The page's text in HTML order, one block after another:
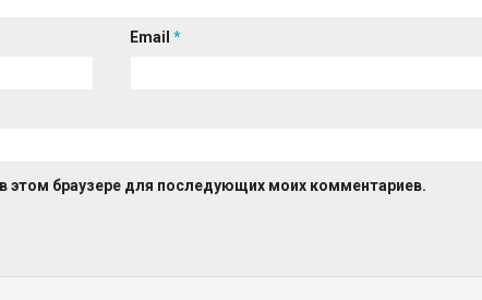
Email *
этом браузере для последующих моих комментариев.